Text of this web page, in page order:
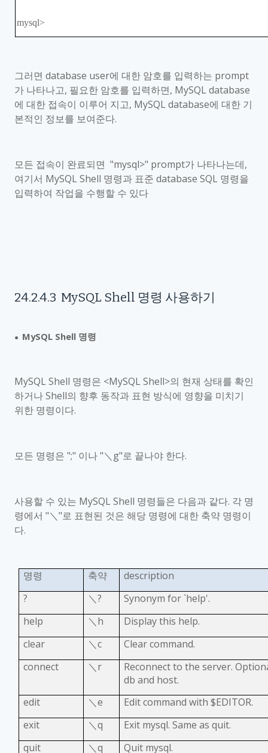
mysql>
그러면 database user에 대한 암호를 입력하는 prompt
가 나타나고, 필요한 암호를 입력하면, MySQL database
에 대한 접속이 이루어 지고, MySQL database에 대한 기
본적인 정보를 보여준다.
모든 접속이 완료되면 "mysql>" prompt가 나타나는데,
여기서 MySQL Shell 명령과 표준 database SQL 명령을
입력하여 작업을 수행할 수 있다
24.2.4.3 MySQL Shell 명령 사용하기
● MySQL Shell 명령
MySQL Shell 명령은 <MySQL Shell>의 현재 상태를 확인
하거나Shell의 향후 동작과 표현 방식에 영향을 미치기
위한 명령이다.
모든 명령은 ";" 이나"＼ g"로 끝나야 한다.
사용할 수 있는 MySQL Shell 명령들은 다음과 같다. 각 명
령에서 "＼"로 표현된 것은 해당 명령에 대한 축약 명령이
다.
명령 축약
description
?
＼?
Synonym for `help'.
help
＼ h
Display this help.
clear
＼c
Clear command.
connect
＼ r
Reconnect to the server.
db and host.
edit
＼e
Edit command with $EDITOR.
exit
＼q
Exit mysql. Same as quit.
quit
＼q
Quit mysql.